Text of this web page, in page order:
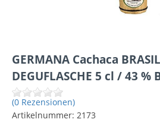
GERMANA Cachaca
DEGUFLASCHE 5 cl / 43 %
(0 Rezensionen)
Artikelnummer: 2173